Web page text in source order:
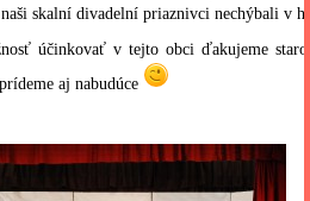
naši skalní divadelní priaznivci nechýbali v
účinkovať v tejto obci ďakujeme
aj nabudúce